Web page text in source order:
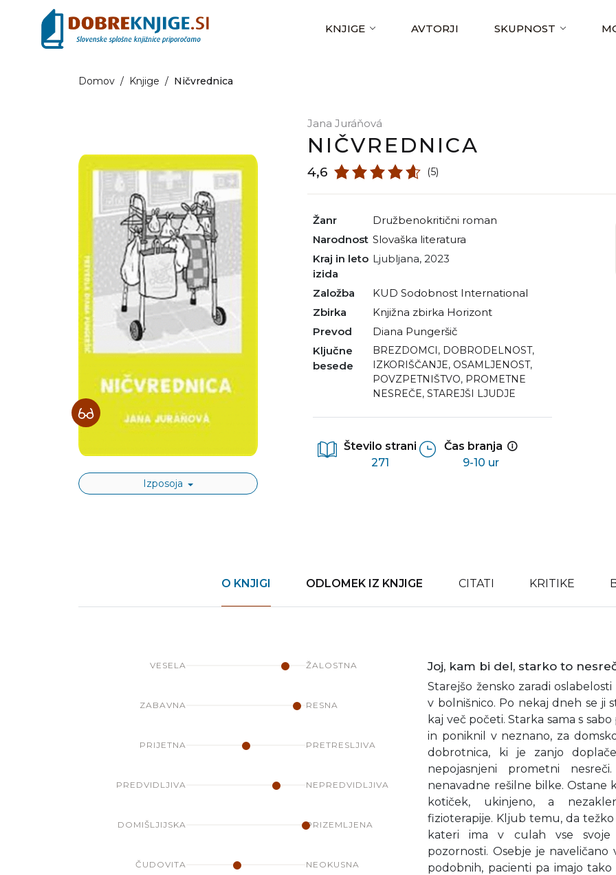
KNJIGE AVTORJI SKUPNOST
Domov / Knjige / Ničvrednica
Izposoja
Jana Juráňová
NIČVREDNICA
4,6 (5)
Žanr
družbenokritični roman
Narodnost
slovaška literatura
Kraj in leto
izida
Ljubljana, 2023
Založba
KUD Sodobnost International
Zbirka
Knjižna zbirka Horizont
Prevod
Diana Pungeršič
Ključne
besede
BREZDOMCI, DOBRODELNOST,
IZKORIŠČANJE, OSAMLJENOST,
POVZPETNIŠTVO, PROMETNE
NESREČE, STAREJŠI LJUDJE
Število strani
271
Čas branja
9-10 ur
O KNJIGI ODLOMEK IZ KNJIGE CITATI KRITIKE
VESELA ŽALOSTNA
ZABAVNA RESNA
PRIJETNA PRETRESLJIVA
PREDVIDLJIVA NEPREDVIDLJIVA
DOMIŠLJIJSKA PRIZEMLJENA
ČUDOVITA NEOKUSNA
Joj, kam bi del, starko to
Starejšo žensko zaradi
v bolnišnico. Po nekaj dneh se ji
kaj več početi. Starka sama s
in poniknil v neznano, za
dobrotnica, ki je zanjo
nepojasnjeni prometni
nenavadne rešilne bilke. Ostane
kotiček, ukinjeno, a
fizioterapije. Kljub temu, da
kateri ima v culah vse svoje
pozornosti. Osebje je
podobnih, pacienti pa imajo